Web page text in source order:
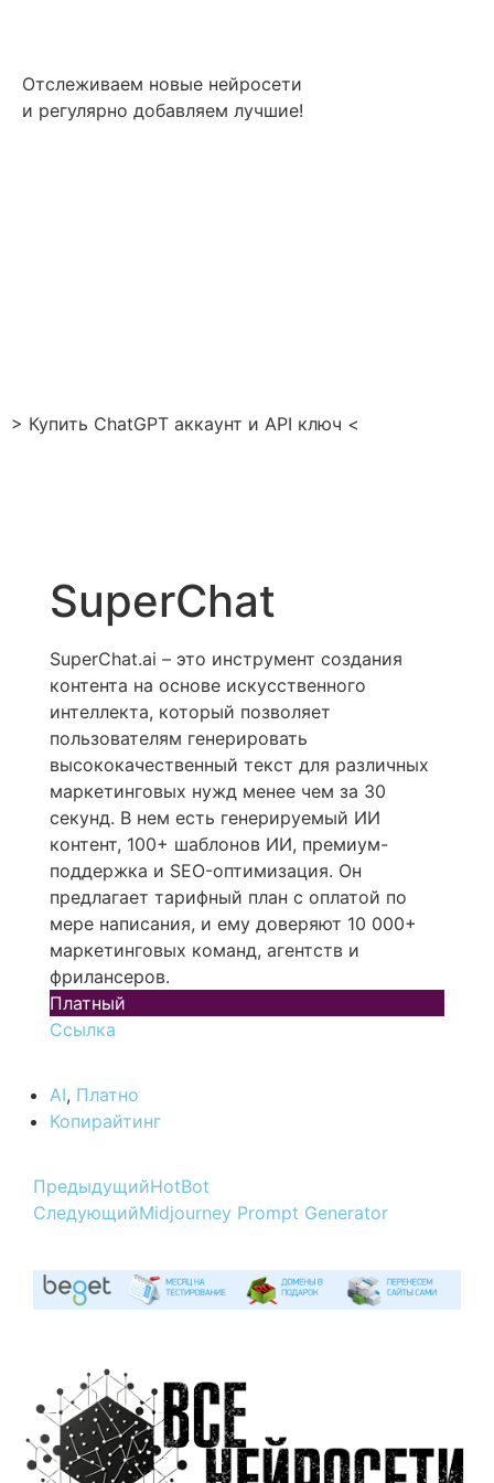
Отслеживаем новые нейросети
и регулярно добавляем лучшие!
> Купить ChatGPT аккаунт и API ключ <
SuperChat
SuperChat.ai – это инструмент создания
контента на основе искусственного
интеллекта, который позволяет
пользователям генерировать
высококачественный текст для различных
маркетинговых нужд менее чем за 30
секунд. В нем есть генерируемый ИИ
контент, 100+ шаблонов ИИ, премиум-
поддержка и SEO-оптимизация. Он
предлагает тарифный план с оплатой по
мере написания, и ему доверяют 10 000+
маркетинговых команд, агентств и
фрилансеров.
Платный
Ссылка
AI, Платно
Копирайтинг
ПредыдущийHotBot
СледующийMidjourney Prompt Generator